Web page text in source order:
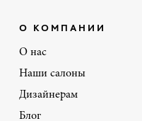
О КОМПАНИИ
О нас
Наши салоны
Дизайнерам
Блог